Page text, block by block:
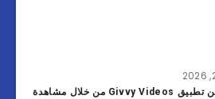
الربح من تطبيق Givvy Videos من خلال مشاهدة